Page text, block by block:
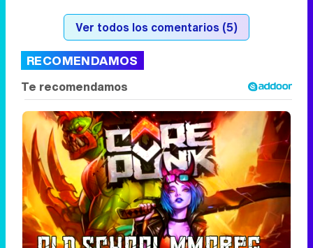
Ver todos los comentarios (5)
RECOMENDAMOS